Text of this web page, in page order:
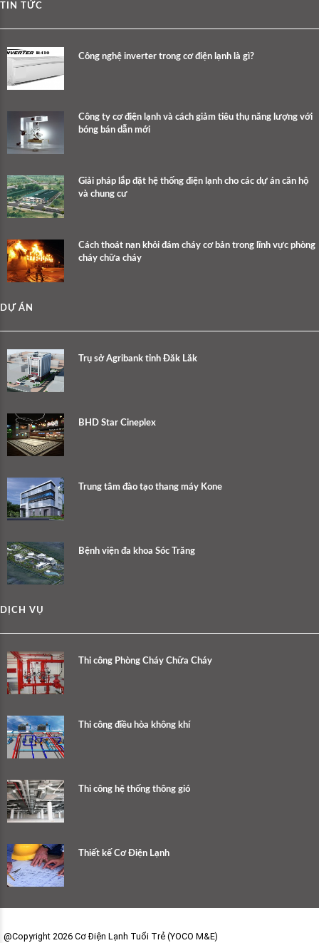
TIN TỨC
Công nghệ inverter trong cơ điện lạnh là gì?
Công ty cơ điện lạnh và cách giảm tiêu thụ năng lượng với
bóng bán dẫn mới
Giải pháp lắp đặt hệ thống điện lạnh cho các dự án căn hộ
và chung cư
Cách thoát nạn khỏi đám cháy cơ bản trong lĩnh vực phòng
cháy chữa cháy
DỰ ÁN
Trụ sở Agribank tỉnh Đăk Lăk
BHD Star Cineplex
Trung tâm đào tạo thang máy Kone
Bệnh viện đa khoa Sóc Trăng
DỊCH VỤ
Thi công Phòng Cháy Chữa Cháy
Thi công điều hòa không khí
Thi công hệ thống thông gió
Thiết kế Cơ Điện Lạnh
@Copyright 2026 Cơ Điện Lạnh Tuổi Trẻ (YOCO M&E)